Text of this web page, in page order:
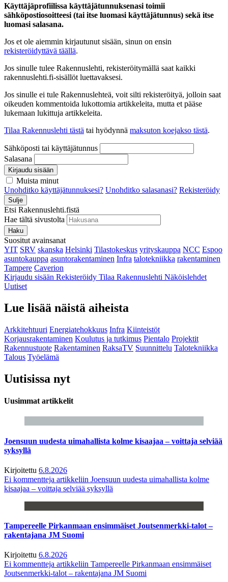
Käyttäjäprofiilissa käyttäjätunnuksenasi toimii
sähköpostiosoitteesi (tai itse luomasi käyttäjätunnus) sekä itse
luomasi salasana.
Jos et ole aiemmin kirjautunut sisään, sinun on ensin
rekisteröidyttävä täällä.
Jos sinulle tulee Rakennuslehti, rekisteröitymällä saat kaikki
rakennuslehti.fi-sisällöt luettavaksesi.
Jos sinulle ei tule Rakennuslehteä, voit silti rekisteröityä, jolloin saat
oikeuden kommentoida lukottomia artikkeleita, mutta et pääse
lukemaan lukittuja artikkeleita.
Tilaa Rakennuslehti tästä tai hyödynnä maksuton koejakso tästä.
Sähköposti tai käyttäjätunnus
Salasana
Kirjaudu sisään
Muista minut
Unohditko käyttäjätunnuksesi? Unohditko salasanasi? Rekisteröidy
Sulje
Etsi Rakennuslehti.fistä
Hae tältä sivustolta
Haku
Suositut avainsanat
YIT SRV skanska Helsinki Tilastokeskus yrityskauppa NCC Espoo
asuntokauppa asuntorakentaminen Infra talotekniikka rakentaminen
Tampere Caverion
Kirjaudu sisään Rekisteröidy Tilaa Rakennuslehti Näköislehdet
Uutiset
Lue lisää näistä aiheista
Arkkitehtuuri Energiatehokkuus Infra Kiinteistöt
Korjausrakentaminen Koulutus ja tutkimus Pientalo Projektit
Rakennustuote Rakentaminen RaksaTV Suunnittelu Talotekniikka
Talous Työelämä
Uutisissa nyt
Uusimmat artikkelit
Joensuun uudesta uimahallista kolme kisaajaa – voittaja selviää
syksyllä
Kirjoitettu 6.8.2026
Ei kommentteja artikkeliin Joensuun uudesta uimahallista kolme
kisaajaa – voittaja selviää syksyllä
Tampereelle Pirkanmaan ensimmäiset Joutsenmerkki-talot –
rakentajana JM Suomi
Kirjoitettu 6.8.2026
Ei kommentteja artikkeliin Tampereelle Pirkanmaan ensimmäiset
Joutsenmerkki-talot – rakentajana JM Suomi